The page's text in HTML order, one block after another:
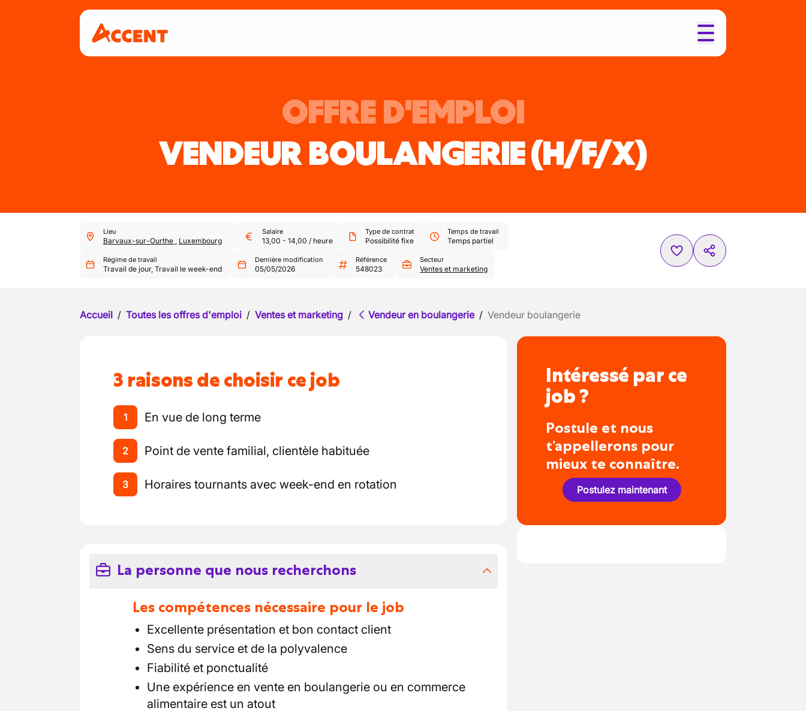
OFFRE D'EMPLOI
VENDEUR BOULANGERIE(H/F/X)
Lieu
Barvaux-sur-Ourthe , Luxembourg
Salaire
13,00 - 14,00 / heure
Type de contrat
Possibilité fixe
Temps de travail
Temps partiel
Régime de travail
Travail de jour, Travail le week-end
Dernière modification
05/05/2026
Référence
548023
Secteur
Ventes et marketing
Accueil / Toutes les offres d'emploi / Ventes et marketing / Vendeur en boulangerie / Vendeur boulangerie
3 raisons de choisir ce job
1 En vue de long terme
2 Point de vente familial, clientèle habituée
3 Horaires tournants avec week-end en rotation
La personne que nous recherchons
Les compétences nécessaire pour le job
Excellente présentation et bon contact client
Sens du service et de la polyvalence
Fiabilité et ponctualité
Une expérience en vente en boulangerie ou en commerce
alimentaire est un atout
Intéressé par ce
job ?
Postule et nous
t’appellerons pour
mieux te connaître.
Postulez maintenant